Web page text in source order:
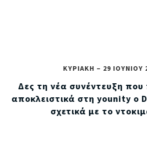
ΚΥΡΙΑΚΗ – 29 ΙΟΥΝΙΟΥ
Δες τη νέα συνέντευξη
αποκλειστικά στη younity ο
σχετικά με το